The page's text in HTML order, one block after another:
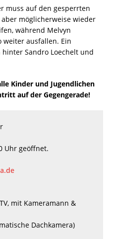
muss auf den gesperrten
möglicherweise wieder
während Melvyn
weiter ausfallen. Ein
Sandro Loechelt und
Kinder und Jugendlichen
auf der Gegengerade!
Uhr geöffnet.
TV, mit Kameramann &
Dachkamera)